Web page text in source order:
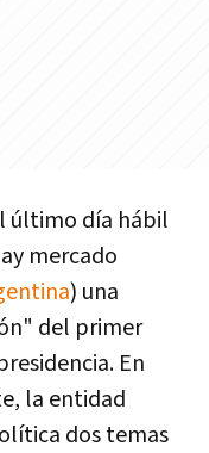
último día hábil
mercado
) una
del primer
En
la entidad
dos temas